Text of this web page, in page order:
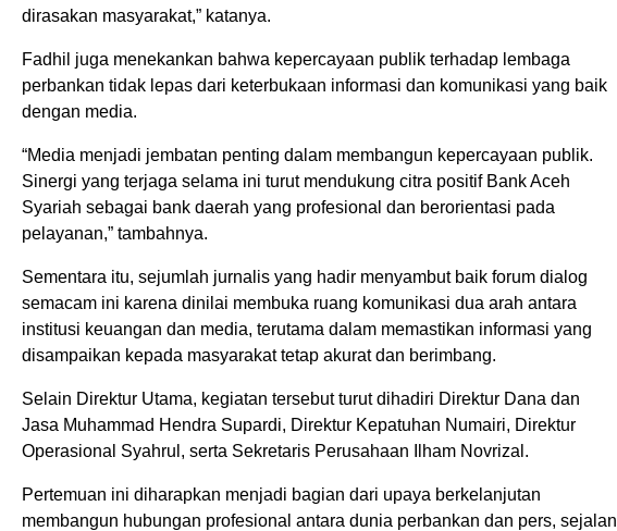
dirasakan masyarakat,” katanya.
Fadhil juga menekankan bahwa kepercayaan publik terhadap lembaga
perbankan tidak lepas dari keterbukaan informasi dan komunikasi yang baik
dengan media.
“Media menjadi jembatan penting dalam membangun kepercayaan publik.
Sinergi yang terjaga selama ini turut mendukung citra positif Bank Aceh
Syariah sebagai bank daerah yang profesional dan berorientasi pada
pelayanan,” tambahnya.
Sementara itu, sejumlah jurnalis yang hadir menyambut baik forum dialog
semacam ini karena dinilai membuka ruang komunikasi dua arah antara
institusi keuangan dan media, terutama dalam memastikan informasi yang
disampaikan kepada masyarakat tetap akurat dan berimbang.
Selain Direktur Utama, kegiatan tersebut turut dihadiri Direktur Dana dan
Jasa Muhammad Hendra Supardi, Direktur Kepatuhan Numairi, Direktur
Operasional Syahrul, serta Sekretaris Perusahaan Ilham Novrizal.
Pertemuan ini diharapkan menjadi bagian dari upaya berkelanjutan
membangun hubungan profesional antara dunia perbankan dan pers, sejalan